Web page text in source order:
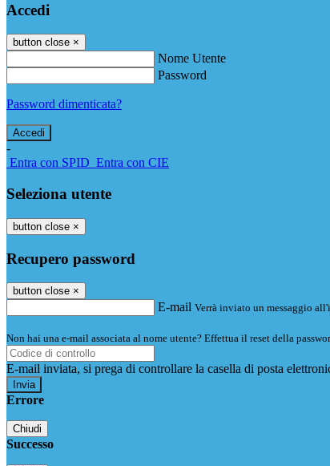
Accedi
button close ×
Nome Utente
Password
Password dimenticata?
-
Entra con SPID Entra con CIE
Seleziona utente
button close ×
Recupero password
button close ×
E-mail Verrà inviato un messaggio
Non hai una e-mail associata al nome utente? Effettua il reset della
E-mail inviata, si prega di controllare la casella di posta
Errore
Chiudi
Successo